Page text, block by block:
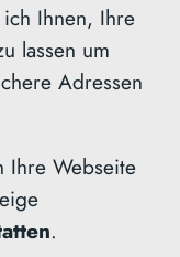
Ihnen, Ihre
lassen um
Adressen
Ihre Webseite
.